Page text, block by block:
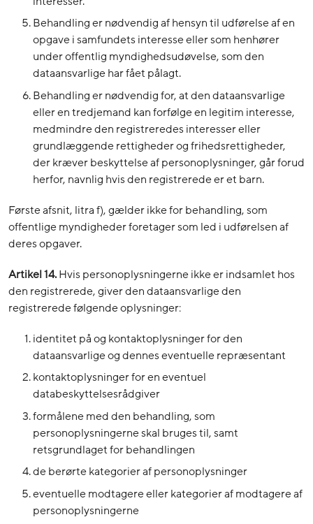
Behandling er nødvendig af hensyn til udførelse af en
opgave i samfundets interesse eller som henhører
under offentlig myndighedsudøvelse, som den
dataansvarlige har fået pålagt.
Behandling er nødvendig for, at den dataansvarlige
eller en tredjemand kan forfølge en legitim interesse,
medmindre den registreredes interesser eller
grundlæggende rettigheder og frihedsrettigheder,
der kræver beskyttelse af personoplysninger, går forud
herfor, navnlig hvis den registrerede er et barn.
Første afsnit, litra f), gælder ikke for behandling, som
offentlige myndigheder foretager som led i udførelsen af
deres opgaver.
Artikel 14.Hvis personoplysningerne ikke er indsamlet hos
den registrerede, giver den dataansvarlige den
registrerede følgende oplysninger:
identitet på og kontaktoplysninger for den
dataansvarlige og dennes eventuelle repræsentant
kontaktoplysninger for en eventuel
databeskyttelsesrådgiver
formålene med den behandling, som
personoplysningerne skal bruges til, samt
retsgrundlaget for behandlingen
de berørte kategorier af personoplysninger
eventuelle modtagere eller kategorier af modtagere af
personoplysningerne